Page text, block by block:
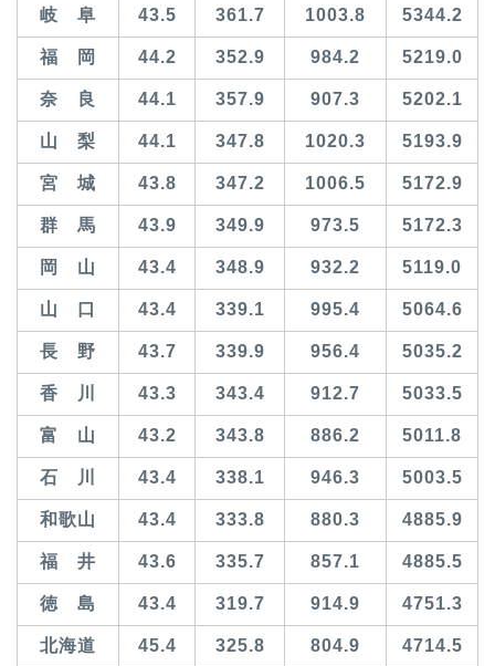
岐 阜 43.5 361.7 1003.8 5344.2
福 岡 44.2 352.9 984.2 5219.0
奈 良 44.1 357.9 907.3 5202.1
山 梨 44.1 347.8 1020.3 5193.9
宮 城 43.8 347.2 1006.5 5172.9
群 馬 43.9 349.9 973.5 5172.3
岡 山 43.4 348.9 932.2 5119.0
山 口 43.4 339.1 995.4 5064.6
長 野 43.7 339.9 956.4 5035.2
香 川 43.3 343.4 912.7 5033.5
富 山 43.2 343.8 886.2 5011.8
石 川 43.4 338.1 946.3 5003.5
和歌山 43.4 333.8 880.3 4885.9
福 井 43.6 335.7 857.1 4885.5
徳 島 43.4 319.7 914.9 4751.3
北海道 45.4 325.8 804.9 4714.5